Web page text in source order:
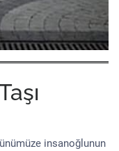
insanoğlunun